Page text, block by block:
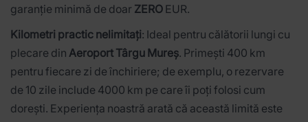
garanție minimă de doar ZERO EUR.
Kilometri practic nelimitați: Ideal pentru călătorii lungi cu
plecare din Aeroport Târgu Mureș. Primești 400 km
pentru fiecare zi de închiriere; de exemplu, o rezervare
de 10 zile include 4000 km pe care îi poți folosi cum
dorești. Experiența noastră arată că această limită este